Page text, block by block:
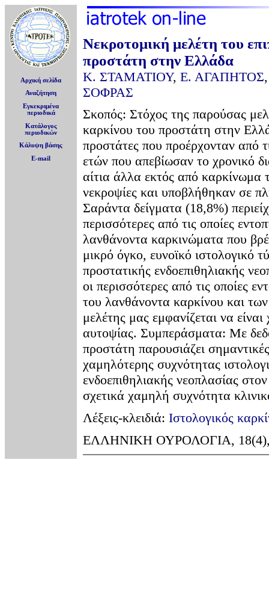
Αρχική σελίδα
Αναζήτηση
Εγκεκριμένα
περιοδικά
Κατάλογος
περιοδικών
Κάλυψη βάσης
E-mail
Νεκροτομική μελέτη του
προστάτη στην Ελλάδα
Κ. ΣΤΑΜΑΤΙΟΥ, Ε. ΑΓΑΠΗΤΟΣ
ΣΟΦΡΑΣ
Σκοπός: Στόχος της παρούσας
καρκίνου του προστάτη στην
προστάτες που προέρχονταν από
ετών που απεβίωσαν το χρονικό
αίτια άλλα εκτός από καρκίνωμα
νεκροψίες και υποβλήθηκαν σε
Σαράντα δείγματα (18,8%)
περισσότερες από τις οποίες
λανθάνοντα καρκινώματα που
μικρό όγκο, ευνοϊκό ιστολογικό
προστατικής ενδοεπιθηλιακής
οι περισσότερες από τις οποίες
του λανθάνοντα καρκίνου και
μελέτης μας εμφανίζεται να
αυτοψίας. Συμπεράσματα: Με
προστάτη παρουσιάζει
χαμηλότερης συχνότητας
ενδοεπιθηλιακής νεοπλασίας
σχετικά χαμηλή συχνότητα
Λέξεις-κλειδιά: Ιστολογικός
ΕΛΛΗΝΙΚΗ ΟΥΡΟΛΟΓΙΑ, 18(4),